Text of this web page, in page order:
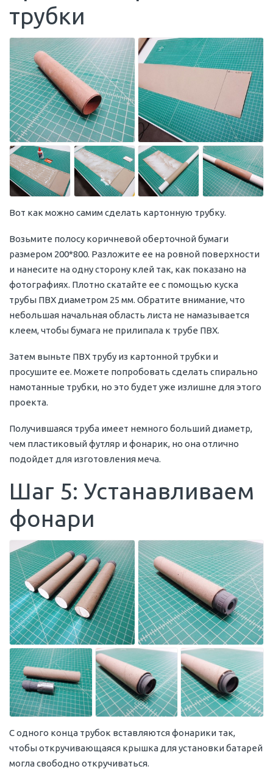
трубки
Вот как можно самим сделать картонную трубку.
Возьмите полосу коричневой оберточной бумаги
размером 200*800. Разложите ее на ровной поверхности
и нанесите на одну сторону клей так, как показано на
фотографиях. Плотно скатайте ее с помощью куска
трубы ПВХ диаметром 25 мм. Обратите внимание, что
небольшая начальная область листа не намазывается
клеем, чтобы бумага не прилипала к трубе ПВХ.
Затем выньте ПВХ трубу из картонной трубки и
просушите ее. Можете попробовать сделать спирально
намотанные трубки, но это будет уже излишне для этого
проекта.
Получившаяся труба имеет немного больший диаметр,
чем пластиковый футляр и фонарик, но она отлично
подойдет для изготовления меча.
Шаг 5: Устанавливаем
фонари
С одного конца трубок вставляются фонарики так,
чтобы откручивающаяся крышка для установки батарей
могла свободно откручиваться.